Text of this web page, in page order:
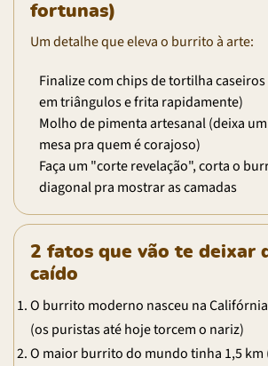
fortunas)
Um detalhe que eleva o burrito à arte:
Finalize com chips de tortilha
em triângulos e frita rapidamente)
Molho de pimenta artesanal (deixa
mesa pra quem é corajoso)
Faça um "corte revelação", corta o
diagonal pra mostrar as camadas
2 fatos que vão te deixar
caído
O burrito moderno nasceu na
(os puristas até hoje torcem o nariz)
O maior burrito do mundo tinha 1,5 km